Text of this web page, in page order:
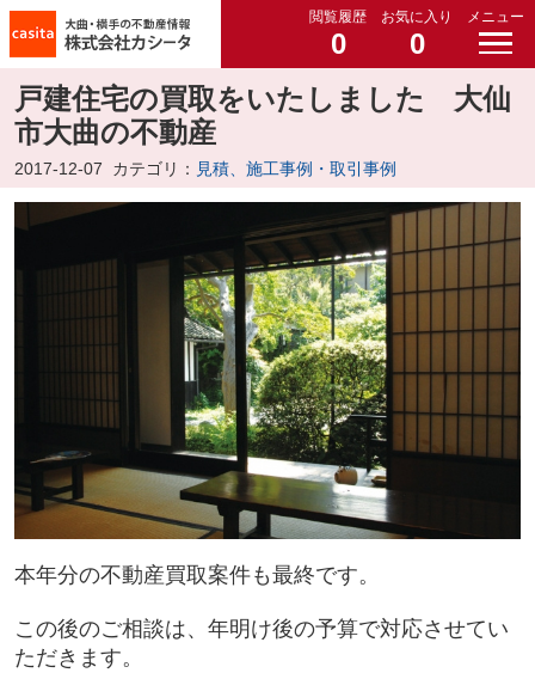
閲覧履歴
0
お気に入り
0
メニュー
戸建住宅の買取をいたしました 大仙
市大曲の不動産
2017-12-07 カテゴリ： 見積、施工事例・取引事例
本年分の不動産買取案件も最終です。
この後のご相談は、年明け後の予算で対応させてい
ただきます。